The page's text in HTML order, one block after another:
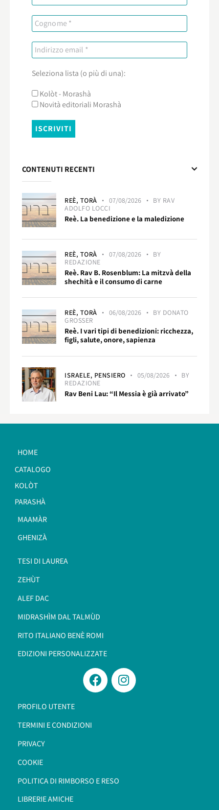
Seleziona lista (o più di una):
Kolòt - Morashà
Novità editoriali Morashà
CONTENUTI RECENTI
REÈ, TORÀ 07/08/2026 BY RAV
ADOLFO LOCCI
Reè. La benedizione e la maledizione
REÈ, TORÀ 07/08/2026
BY
REDAZIONE
Reè. Rav B. Rosenblum: La mitzvà della
shechità e il consumo di carne
REÈ, TORÀ 06/08/2026 BY DONATO
GROSSER
Reè. I vari tipi di benedizioni: ricchezza,
figli, salute, onore, sapienza
ISRAELE, PENSIERO 05/08/2026
BY
REDAZIONE
Rav Beni Lau: “Il Messia è già arrivato”
HOME
CATALOGO
KOLÒT
PARASHÀ
MAAMÀR
GHENIZÀ
TESI DI LAUREA
ZEHÙT
ALEF DAC
MIDRASHÌM DAL TALMÙD
RITO ITALIANO BENÈ ROMI​
EDIZIONI PERSONALIZZATE
PROFILO UTENTE
TERMINI E CONDIZIONI
PRIVACY
COOKIE
POLITICA DI RIMBORSO E RESO
LIBRERIE AMICHE